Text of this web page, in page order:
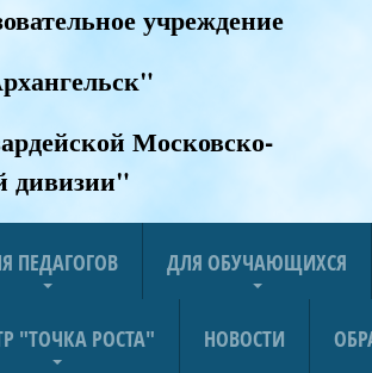
учреждение
Московско-
дивизии"
ПЕДАГОГОВ ДЛЯ ОБУЧАЮЩИХСЯ
"ТОЧКА РОСТА" НОВОСТИ